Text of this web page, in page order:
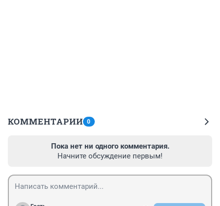
КОММЕНТАРИИ 0
Пока нет ни одного комментария.
Начните обсуждение первым!